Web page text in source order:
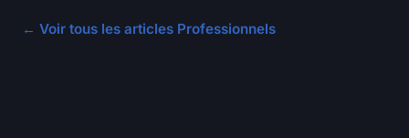
← Voir tous les articles Professionnels